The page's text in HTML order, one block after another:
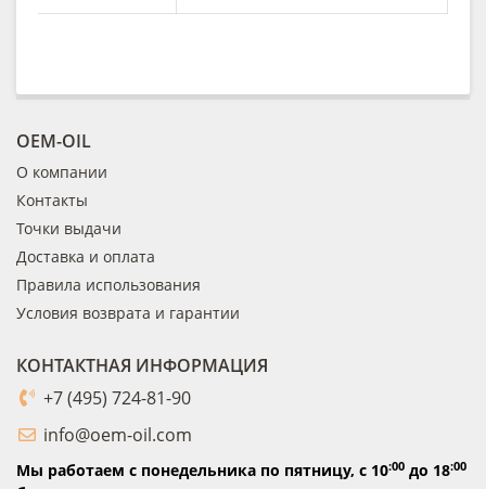
OEM-OIL
О компании
Контакты
Точки выдачи
Доставка и оплата
Правила использования
Условия возврата и гарантии
КОНТАКТНАЯ ИНФОРМАЦИЯ
+7 (495) 724-81-90
info@oem-oil.com
Мы работаем с понедельника по пятницу, с 10:00 до 18:00